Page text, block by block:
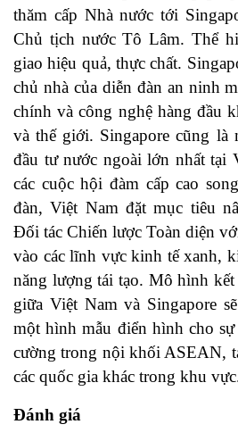
thăm cấp Nhà nước tới
Chủ tịch nước Tô Lâm. Thể
giao hiệu quả, thực chất.
chủ nhà của diễn đàn an ninh
chính và công nghệ hàng đầu
và thế giới. Singapore cũng là
đầu tư nước ngoài lớn nhất tại
các cuộc hội đàm cấp cao
đàn, Việt Nam đặt mục tiêu
Đối tác Chiến lược Toàn diện
vào các lĩnh vực kinh tế xanh,
năng lượng tái tạo. Mô hình
giữa Việt Nam và Singapore
một hình mẫu điển hình cho
cường trong nội khối ASEAN,
các quốc gia khác trong khu
Đánh giá